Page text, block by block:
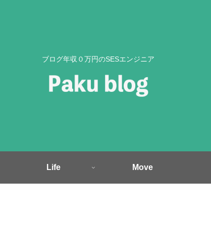
ブログ年収０万円のSESエンジニア
Life Move